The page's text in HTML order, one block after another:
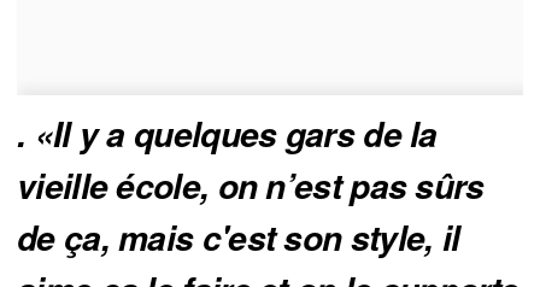
. «Il y a quelques gars de la
vieille école, on n’est pas sûrs
de ça, mais c'est son style, il